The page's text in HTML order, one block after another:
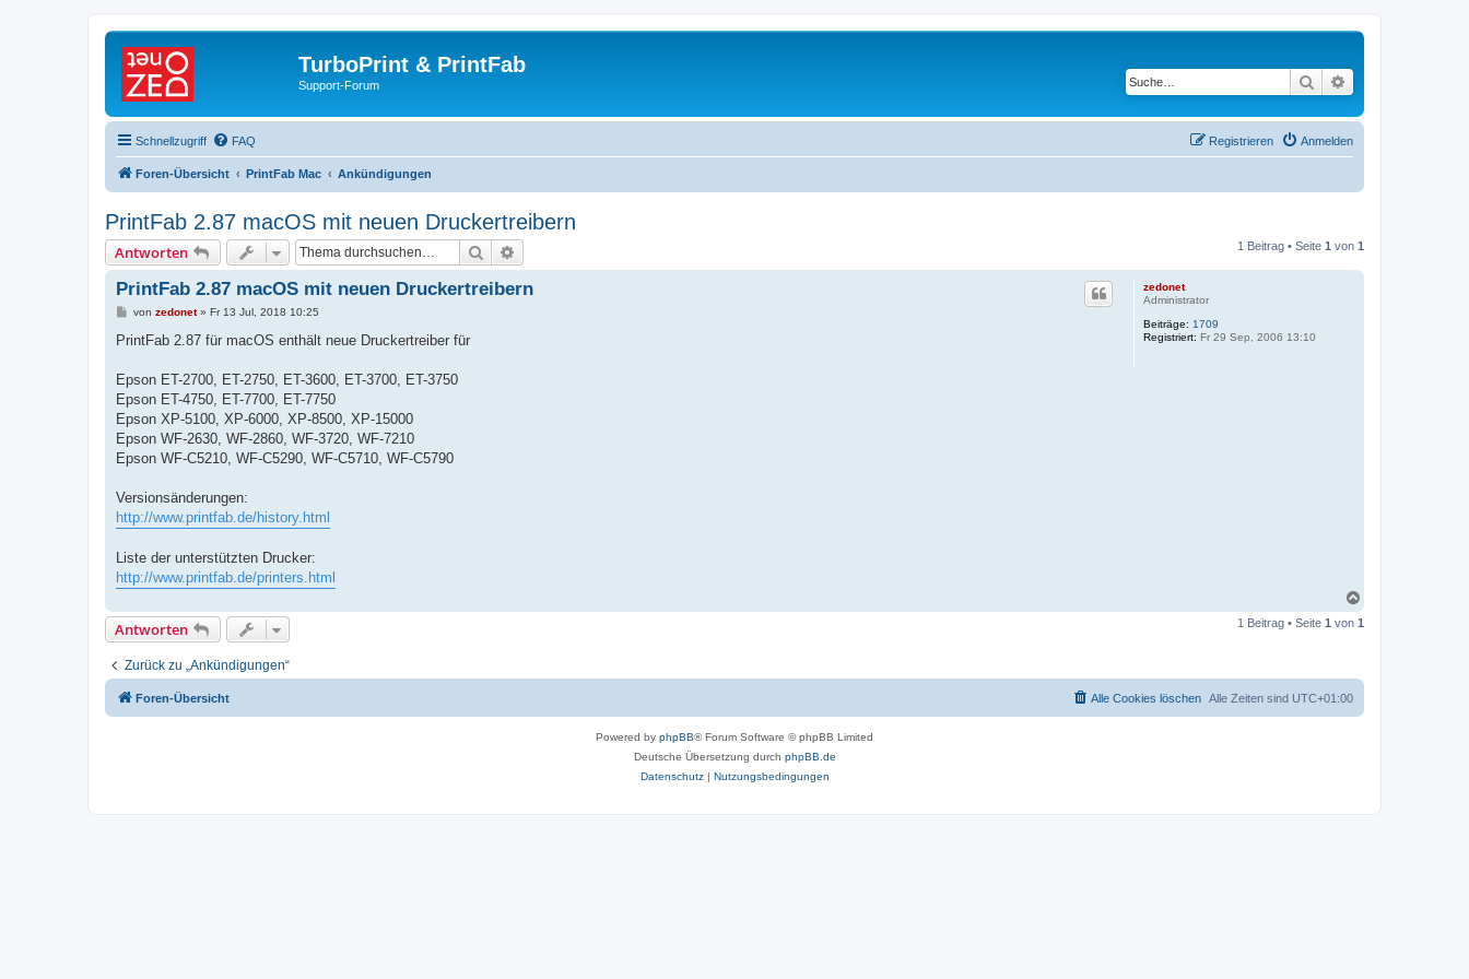
TurboPrint & PrintFab
Support-Forum Suche
Schnellzugriff FAQ Anmelden
Registrieren
Foren-Übersicht PrintFab Mac Ankündigungen
PrintFab 2.87 macOS mit neuen Druckertreibern
Antworten Suche 1 Beitrag • Seite 1 von 1
zedonet
Administrator
Beiträge: 1709
Registriert: Fr 29 Sep, 2006 13:10
PrintFab 2.87 macOS mit neuen Druckertreibern
B
i
a
von zedonet» Fr 13 Jul, 2018 10:25
PrintFab 2.87 für macOS enthält neue Druckertreiber für
Epson ET-2700, ET-2750, ET-3600, ET-3700, ET-3750
Epson ET-4750, ET-7700, ET-7750
Epson XP-5100, XP-6000, XP-8500, XP-15000
Epson WF-2630, WF-2860, WF-3720, WF-7210
Epson WF-C5210, WF-C5290, WF-C5710, WF-C5790
Versionsänderungen:
http://www.printfab.de/history.html
Liste der unterstützten Drucker:
http://www.printfab.de/printers.html
c
e
Antworten 1 Beitrag • Seite 1 von 1
Zurück zu „Ankündigungen“
Foren-Übersicht Alle Zeiten sind UTC+01:00
Alle Cookies löschen
Powered by phpBB® Forum Software © phpBB Limited
Deutsche Übersetzung durch phpBB.de
Datenschutz| Nutzungsbedingungen